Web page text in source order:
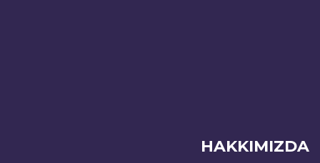
HAKKIMIZDA